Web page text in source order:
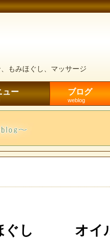
もみほぐし、マッサージ
ュー ブログ
weblog
ぐし オイル